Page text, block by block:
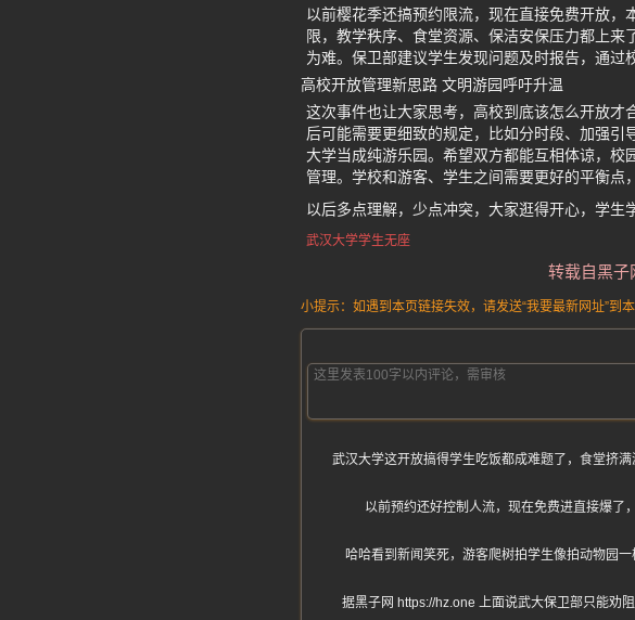
以前樱花季还搞预约限流，现在直接免费开放
限，教学秩序、食堂资源、保洁安保压力都上
为难。保卫部建议学生发现问题及时报告，通过
高校开放管理新思路 文明游园呼吁升温
这次事件也让大家思考，高校到底该怎么开放才
后可能需要更细致的规定，比如分时段、加强引
大学当成纯游乐园。希望双方都能互相体谅，
管理。学校和游客、学生之间需要更好的平衡点
以后多点理解，少点冲突，大家逛得开心，学生
武汉大学学生无座
转载自黑子
小提示：如遇到本页链接失效，请发送“我要最新网址”到
武汉大学这开放搞得学生吃饭都成难题了，食堂挤
以前预约还好控制人流，现在免费进直接爆了
哈哈看到新闻笑死，游客爬树拍学生像拍动物园
据黑子网 https://hz.one 上面说武大保卫部只能劝